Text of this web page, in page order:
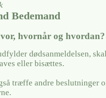
Bedemand
hvornår og hvordan?
dødsanmeldelsen,
eller bisættes.
træffe andre beslutninger